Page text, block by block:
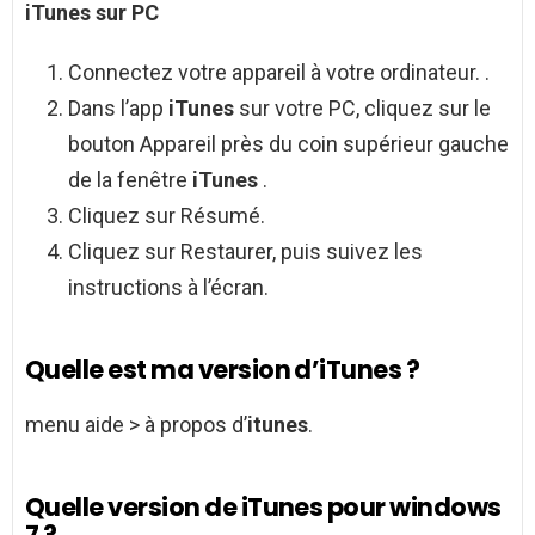
iTunessur PC
Connectez votre appareil à votre ordinateur. .
Dans l’app iTunes sur votre PC, cliquez sur le
bouton Appareil près du coin supérieur gauche
de la fenêtre iTunes .
Cliquez sur Résumé.
Cliquez sur Restaurer, puis suivez les
instructions à l’écran.
Quelle est ma version d’iTunes ?
menu aide > à propos d’itunes.
Quelle version de iTunes pour windows